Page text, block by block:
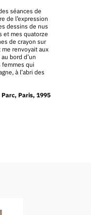
séances de
de l’expression
dessins de nus
et mes quatorze
de crayon sur
renvoyait aux
bord d’un
femmes qui
à l’abri des
Parc, Paris, 1995